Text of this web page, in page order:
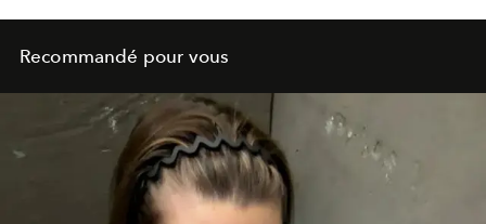
Recommandé pour vous